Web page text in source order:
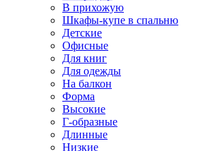
В прихожую
Шкафы-купе в спальню
Детские
Офисные
Для книг
Для одежды
На балкон
Форма
Высокие
Г-образные
Длинные
Низкие